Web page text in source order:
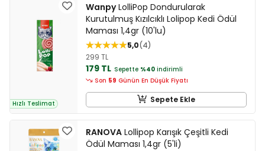
Hızlı Teslimat
WanpyLolliPop Dondurularak
Kurutulmuş Kızılcıklı Lolipop Kedi Ödül
Maması 1,4gr (10'lu)
5,0 4
299 TL
179 TL Sepette %40 indirimli
Son 59 Günün En Düşük Fiyatı
Sepete Ekle
RANOVA Lollipop Karışık Çeşitli Kedi
Ödül Maması 1,4gr (5'li)